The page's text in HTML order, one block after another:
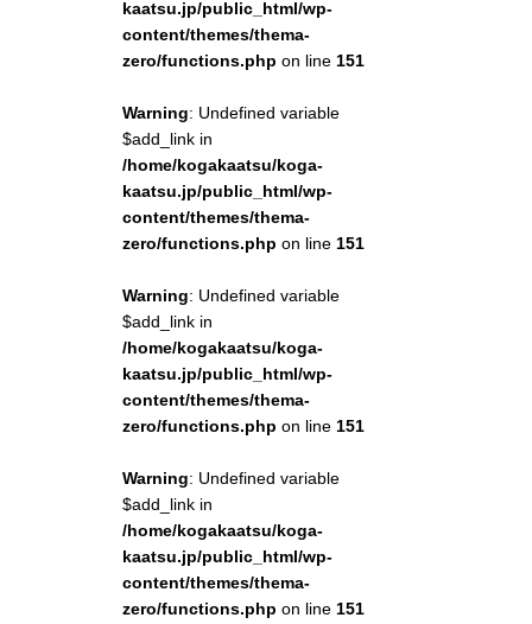
kaatsu.jp/public_html/wp-
content/themes/thema-
zero/functions.php on line 151
Warning: Undefined variable
$add_link in
/home/kogakaatsu/koga-
kaatsu.jp/public_html/wp-
content/themes/thema-
zero/functions.php on line 151
Warning: Undefined variable
$add_link in
/home/kogakaatsu/koga-
kaatsu.jp/public_html/wp-
content/themes/thema-
zero/functions.php on line 151
Warning: Undefined variable
$add_link in
/home/kogakaatsu/koga-
kaatsu.jp/public_html/wp-
content/themes/thema-
zero/functions.php on line 151